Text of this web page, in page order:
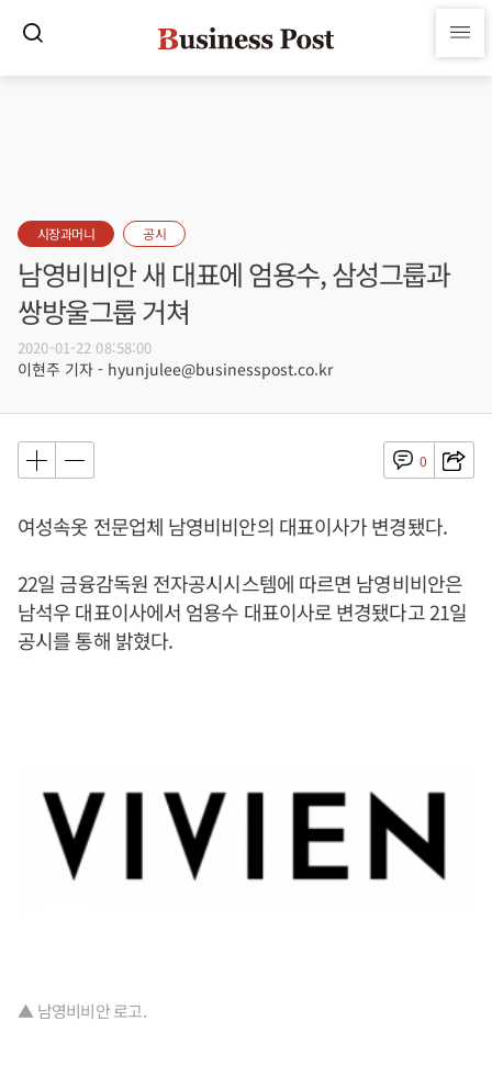
시장과머니 공시
남영비비안 새 대표에 엄용수, 삼성그룹과
쌍방울그룹 거쳐
2020-01-22 08:58:00
이현주 기자 - hyunjulee@businesspost.co.kr
0
여성속옷 전문업체 남영비비안의 대표이사가 변경됐다.
22일 금융감독원 전자공시시스템에 따르면 남영비비안은
남석우 대표이사에서 엄용수 대표이사로 변경됐다고 21일
공시를 통해 밝혔다.
▲ 남영비비안 로고.